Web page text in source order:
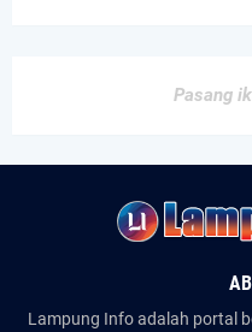
Pasang
Lampung Info adalah portal